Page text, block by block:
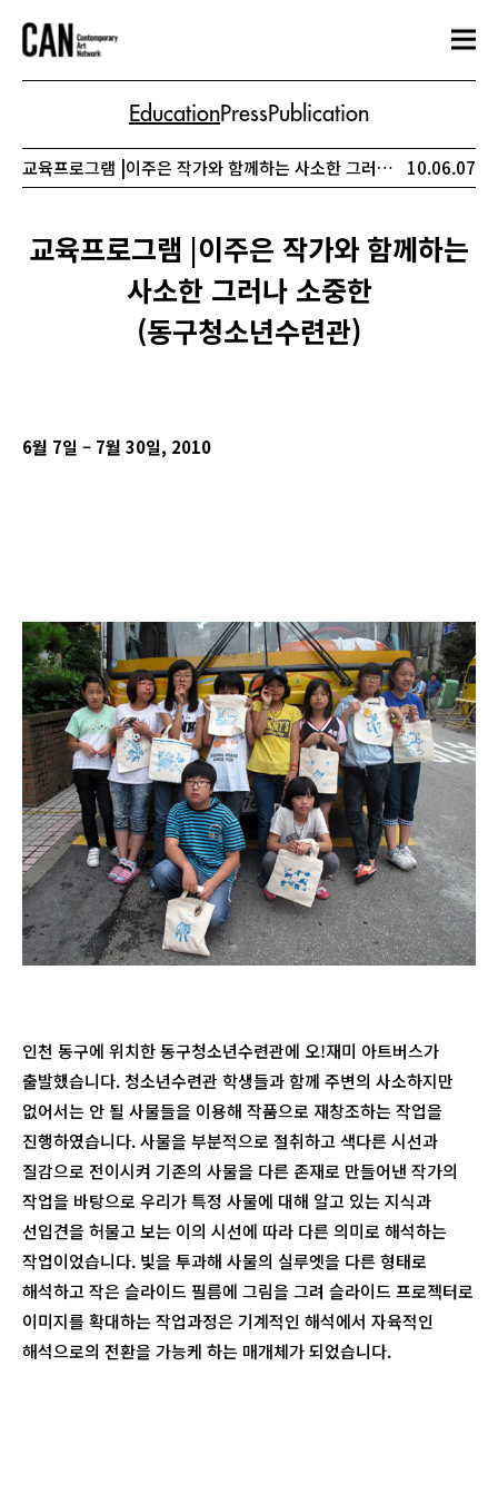
EducationPressPublication
교육프로그램 |이주은 작가와 함께하는 사소한 그러나 소중한(동구청소년수련관) 10.06.07
교육프로그램 |이주은 작가와 함께하는
사소한 그러나 소중한
(동구청소년수련관)
6월 7일 – 7월 30일, 2010
인천 동구에 위치한 동구청소년수련관에 오!재미 아트버스가
출발했습니다. 청소년수련관 학생들과 함께 주변의 사소하지만
없어서는 안 될 사물들을 이용해 작품으로 재창조하는 작업을
진행하였습니다. 사물을 부분적으로 절취하고 색다른 시선과
질감으로 전이시켜 기존의 사물을 다른 존재로 만들어낸 작가의
작업을 바탕으로 우리가 특정 사물에 대해 알고 있는 지식과
선입견을 허물고 보는 이의 시선에 따라 다른 의미로 해석하는
작업이었습니다. 빛을 투과해 사물의 실루엣을 다른 형태로
해석하고 작은 슬라이드 필름에 그림을 그려 슬라이드 프로젝터로
이미지를 확대하는 작업과정은 기계적인 해석에서 자육적인
해석으로의 전환을 가능케 하는 매개체가 되었습니다.